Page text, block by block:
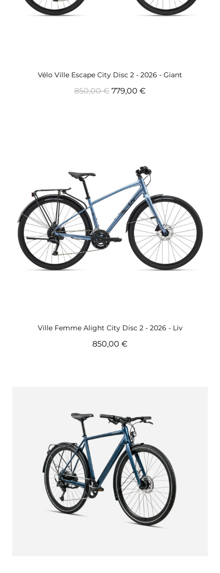
Aperçu rapide
Vélo Ville Escape City Disc 2 - 2026 - Giant
850,00 € 779,00 €
Aperçu rapide
Ville Femme Alight City Disc 2 - 2026 - Liv
850,00 €